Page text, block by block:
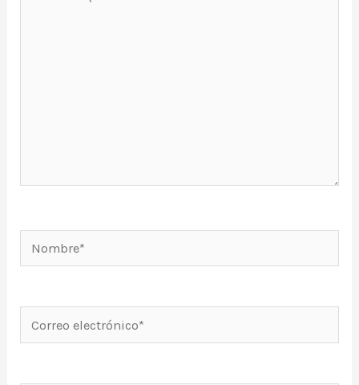
Nombre*
electrónico*